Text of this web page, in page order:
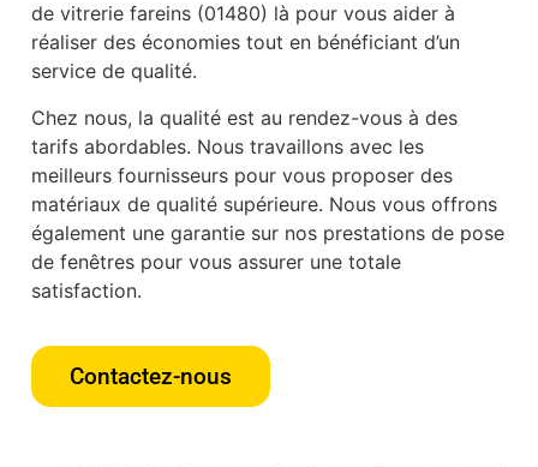
de vitrerie fareins (01480) là pour vous aider à
réaliser des économies tout en bénéficiant d’un
service de qualité.
Chez nous, la qualité est au rendez-vous à des
tarifs abordables. Nous travaillons avec les
meilleurs fournisseurs pour vous proposer des
matériaux de qualité supérieure. Nous vous offrons
également une garantie sur nos prestations de pose
de fenêtres pour vous assurer une totale
satisfaction.
Contactez-nous